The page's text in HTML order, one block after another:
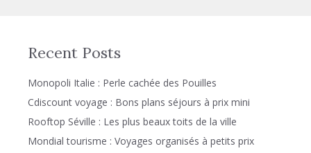
Recent Posts
Monopoli Italie : Perle cachée des Pouilles
Cdiscount voyage : Bons plans séjours à prix mini
Rooftop Séville : Les plus beaux toits de la ville
Mondial tourisme : Voyages organisés à petits prix